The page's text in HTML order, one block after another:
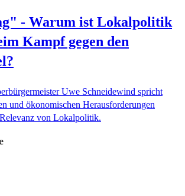
- Warum ist Lokalpolitik
Kampf gegen den
Uwe Schneidewind spricht
und ökonomischen Herausforderungen
von Lokalpolitik.